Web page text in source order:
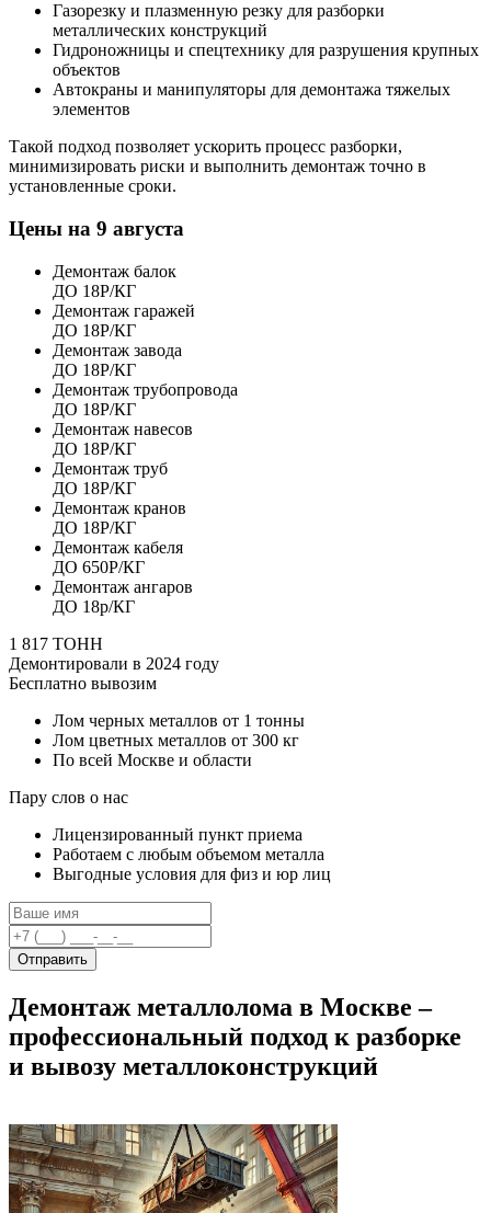
Газорезку и плазменную резку для разборки
металлических конструкций
Гидроножницы и спецтехнику для разрушения крупных
объектов
Автокраны и манипуляторы для демонтажа тяжелых
элементов
Такой подход позволяет ускорить процесс разборки,
минимизировать риски и выполнить демонтаж точно в
установленные сроки.
Цены на 9 августа
Демонтаж балок
ДО 18Р/КГ
Демонтаж гаражей
ДО 18Р/КГ
Демонтаж завода
ДО 18Р/КГ
Демонтаж трубопровода
ДО 18Р/КГ
Демонтаж навесов
ДО 18Р/КГ
Демонтаж труб
ДО 18Р/КГ
Демонтаж кранов
ДО 18Р/КГ
Демонтаж кабеля
ДО 650Р/КГ
Демонтаж ангаров
ДО 18р/КГ
1 817 ТОНН
Демонтировали в 2024 году
Бесплатно вывозим
Лом черных металлов от 1 тонны
Лом цветных металлов от 300 кг
По всей Москве и области
Пару слов о нас
Лицензированный пункт приема
Работаем с любым объемом металла
Выгодные условия для физ и юр лиц
Отправить
Демонтаж металлолома в Москве –
профессиональный подход к разборке
и вывозу металлоконструкций